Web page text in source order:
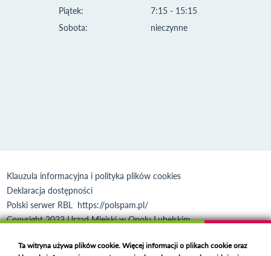
Piątek:
Sobota:
7:15 - 15:15
nieczynne
Klauzula informacyjna i polityka plików cookies
Deklaracja dostępności
Polski serwer RBL https://polspam.pl/
Copyright 2023 Urząd Miejski w Opolu Lubelskim
Ta witryna używa plików cookie. Więcej informacji o plikach cookie oraz